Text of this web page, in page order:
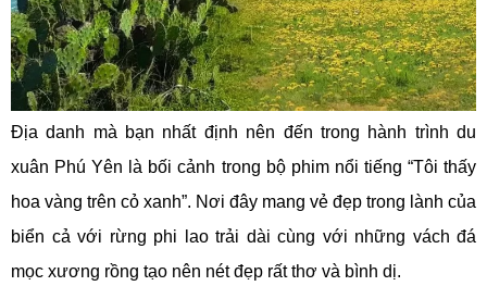
Địa danh mà bạn nhất định nên đến trong hành trình du
xuân Phú Yên là bối cảnh trong bộ phim nổi tiếng “Tôi thấy
hoa vàng trên cỏ xanh”. Nơi đây mang vẻ đẹp trong lành của
biển cả với rừng phi lao trải dài cùng với những vách đá
mọc xương rồng tạo nên nét đẹp rất thơ và bình dị.